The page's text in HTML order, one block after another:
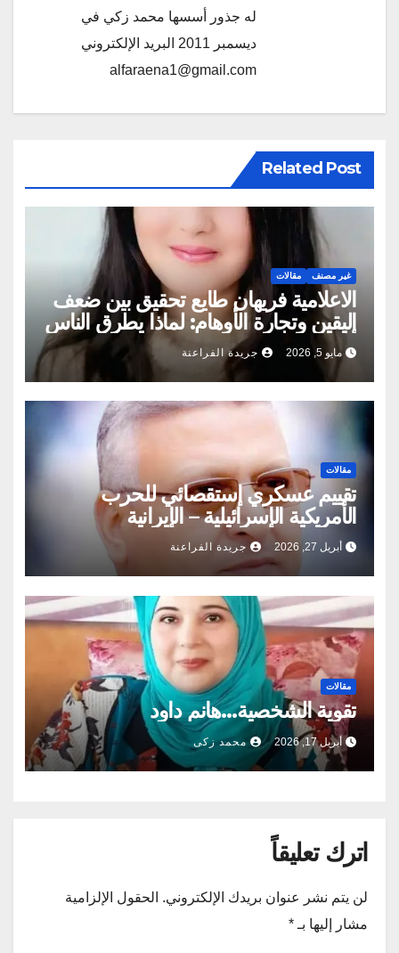
له جذور أسسها محمد زكي في
ديسمبر 2011 البريد الإلكتروني
alfaraena1@gmail.com
Related Post
غير مصنف مقالات
الاعلامية فريهان طايع تحقيق بين ضعف
اليقين وتجارة الأوهام: لماذا يطرق الناس
أبواب المشعوذين
مايو 5, 2026 جريدة الفراعنة
مقالات
تقييم عسكري إستقصائي للحرب
الأمريكية الإسرائيلية – الإيرانية
أبريل 27, 2026 جريدة الفراعنة
مقالات
تقوية الشخصية…هانم داود
أبريل 17, 2026 محمد زكى
اترك تعليقاً
لن يتم نشر عنوان بريدك الإلكتروني. الحقول الإلزامية
مشار إليها بـ *